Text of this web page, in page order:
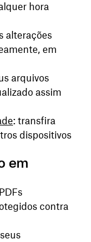
hora
alterações
em
arquivos
assim
: transfira
dispositivos
em
contra